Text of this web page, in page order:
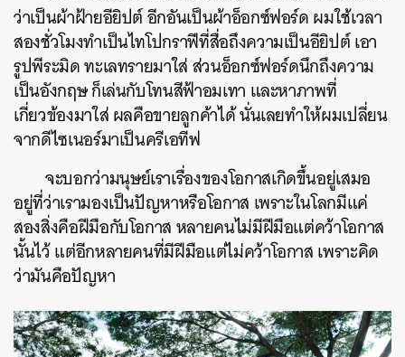
ว่าเป็นผ้าฝ้ายอียิปต์ อีกอันเป็นผ้าอ็อกซ์ฟอร์ด ผมใช้เวลา
สองชั่วโมงทำเป็นไทโปกราฟีที่สื่อถึงความเป็นอียิปต์ เอา
รูปพีระมิด ทะเลทรายมาใส่ ส่วนอ็อกซ์ฟอร์ดนึกถึงความ
เป็นอังกฤษ ก็เล่นกับโทนสีฟ้าอมเทา และหาภาพที่
เกี่ยวข้องมาใส่ ผลคือขายลูกค้าได้ นั่นเลยทำให้ผมเปลี่ยน
จากดีไซเนอร์มาเป็นครีเอทีฟ
จะบอกว่ามนุษย์เราเรื่องของโอกาสเกิดขึ้นอยู่เสมอ
อยู่ที่ว่าเรามองเป็นปัญหาหรือโอกาส เพราะในโลกมีแค่
สองสิ่งคือฝีมือกับโอกาส หลายคนไม่มีฝีมือแต่คว้าโอกาส
นั้นไว้ แต่อีกหลายคนที่มีฝีมือแต่ไม่คว้าโอกาส เพราะคิด
ว่ามันคือปัญหา